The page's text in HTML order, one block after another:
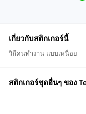
เกี่ยวกับสติกเกอร์นี้
วิถีคนทำงาน แบบเหนื่อย
สติกเกอร์ชุดอื่นๆ ของ